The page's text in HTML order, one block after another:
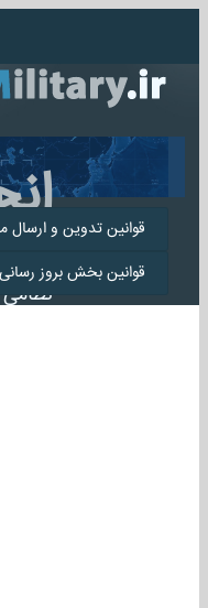
نظامی
قوانین تدوین و
قوانین بخش بروز رسانی